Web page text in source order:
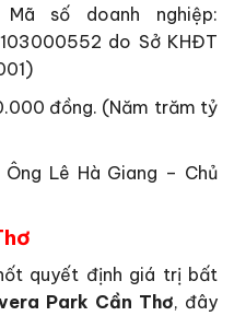
số doanh nghiệp:
do Sở KHĐT
đồng. (Năm trăm tỷ
Lê Hà Giang – Chủ
quyết định giá trị bất
Park Cần Thơ, đây